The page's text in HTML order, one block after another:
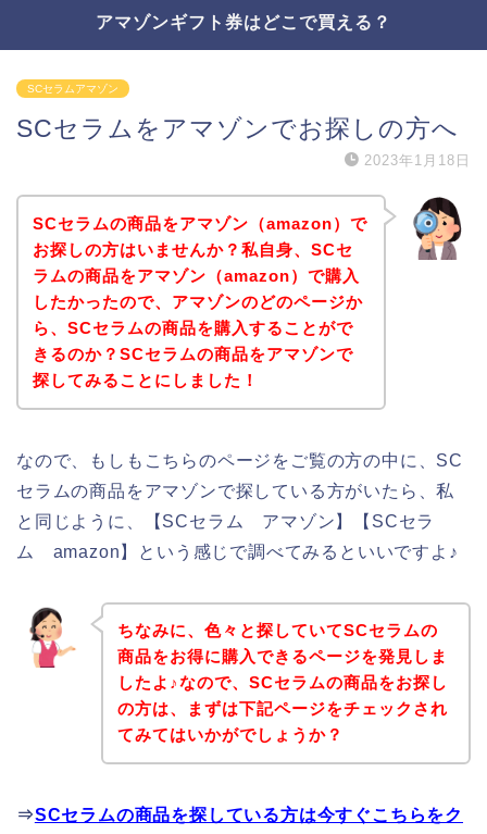
アマゾンギフト券はどこで買える？
SCセラムアマゾン
SCセラムをアマゾンでお探しの方へ
2023年1月18日
SCセラムの商品をアマゾン（amazon）で
お探しの方はいませんか？私自身、SCセ
ラムの商品をアマゾン（amazon）で購入
したかったので、アマゾンのどのページか
ら、SCセラムの商品を購入することがで
きるのか？SCセラムの商品をアマゾンで
探してみることにしました！
なので、もしもこちらのページをご覧の方の中に、SC
セラムの商品をアマゾンで探している方がいたら、私
と同じように、【SCセラム アマゾン】【SCセラ
ム amazon】という感じで調べてみるといいですよ♪
ちなみに、色々と探していてSCセラムの
商品をお得に購入できるページを発見しま
したよ♪なので、SCセラムの商品をお探し
の方は、まずは下記ページをチェックされ
てみてはいかがでしょうか？
⇒SCセラムの商品を探している方は今すぐこちらをク